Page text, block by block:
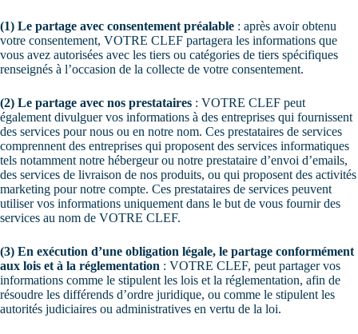
(1) Le partage avec consentement préalable : après avoir obtenu
votre consentement, VOTRE CLEF partagera les informations que
vous avez autorisées avec les tiers ou catégories de tiers spécifiques
renseignés à l’occasion de la collecte de votre consentement.
(2) Le partage avec nos prestataires : VOTRE CLEF peut
également divulguer vos informations à des entreprises qui fournissent
des services pour nous ou en notre nom. Ces prestataires de services
comprennent des entreprises qui proposent des services informatiques
tels notamment notre hébergeur ou notre prestataire d’envoi d’emails,
des services de livraison de nos produits, ou qui proposent des activités
marketing pour notre compte. Ces prestataires de services peuvent
utiliser vos informations uniquement dans le but de vous fournir des
services au nom de VOTRE CLEF.
(3) En exécution d’une obligation légale, le partage conformément
aux lois et à la réglementation : VOTRE CLEF, peut partager vos
informations comme le stipulent les lois et la réglementation, afin de
résoudre les différends d’ordre juridique, ou comme le stipulent les
autorités judiciaires ou administratives en vertu de la loi.